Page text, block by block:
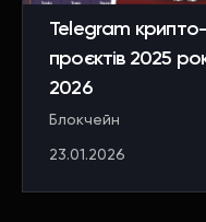
Telegram крипто-
проєктів 2025
2026
Блокчейн
23.01.2026